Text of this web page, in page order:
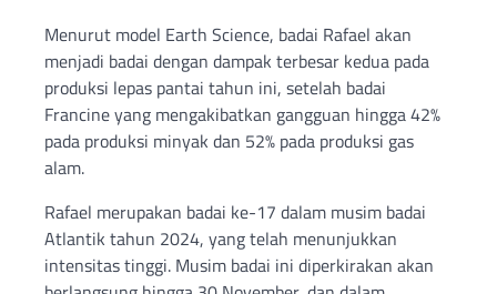
Menurut model Earth Science, badai Rafael akan
menjadi badai dengan dampak terbesar kedua pada
produksi lepas pantai tahun ini, setelah badai
Francine yang mengakibatkan gangguan hingga 42%
pada produksi minyak dan 52% pada produksi gas
alam.
Rafael merupakan badai ke-17 dalam musim badai
Atlantik tahun 2024, yang telah menunjukkan
intensitas tinggi. Musim badai ini diperkirakan akan